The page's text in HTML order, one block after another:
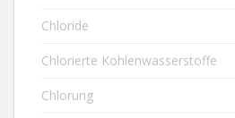
Chloride
Chlorierte Kohlenwasserstoffe
Chlorung